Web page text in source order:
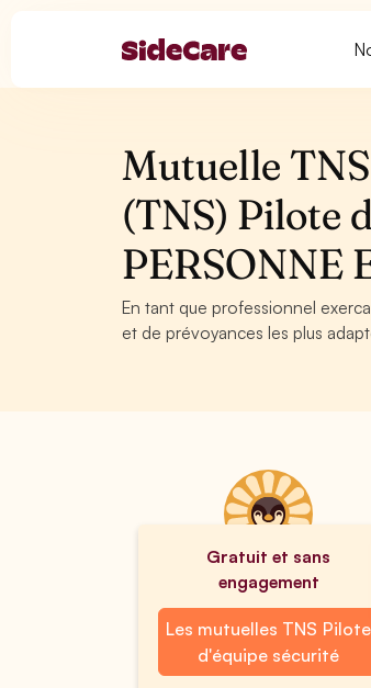
Mutuelle
(TNS) Pilote
PERSONNE
En tant que professionnel
et de prévoyances les plus
Gratuit et sans
engagement
Les mutuelles TNS Pilote
d'équipe sécurité